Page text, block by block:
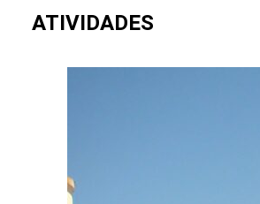
ATIVIDADES